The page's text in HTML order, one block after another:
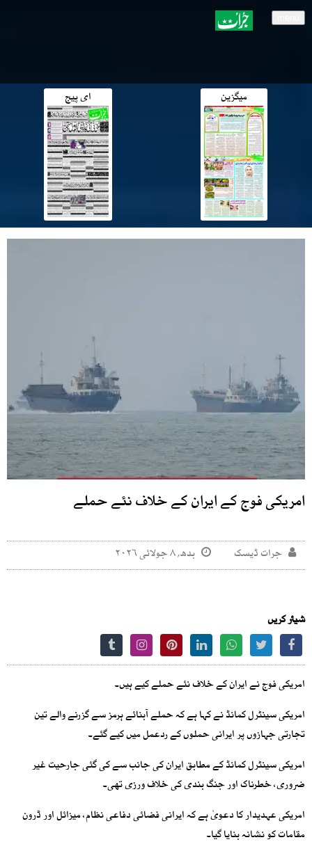
میگزین ای پیج
امریکی فوج کے ایران کے خلاف نئے حملے
جرات ڈیسک بدھ, ۸ جولائی ۲۰۲۶
شیئر کریں
امریکی فوج نے ایران کے خلاف نئے حملے کیے ہیں۔
امریکی سینٹرل کمانڈ نے کہا ہے کہ حملے آبنائے ہرمز سے گزرنے والے تین
تجارتی جہازوں پر ایرانی حملوں کے ردعمل میں کیے گئے۔
امریکی سینٹرل کمانڈ کے مطابق ایران کی جانب سے کی گئی جارحیت غیر
ضروری، خطرناک اور جنگ بندی کی خلاف ورزی تھی۔
امریکی عہدیدار کا دعویٰ ہے کہ ایرانی فضائی دفاعی نظام، میزائل اور ڈرون
مقامات کو نشانہ بنایا گیا۔